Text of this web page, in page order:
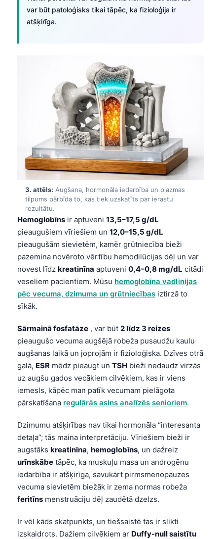
var būt patoloģisks tikai tāpēc, ka fizioloģija ir
atšķirīga.
3. attēls: Augšana, hormonāla iedarbība un plazmas
tilpums pārbīda to, kas tiek uzskatīts par ierastu
rezultātu.
Hemoglobīns ir aptuveni 13,5–17,5 g/dL
pieaugušiem vīriešiem un 12,0–15,5 g/dL
pieaugušām sievietēm, kamēr grūtniecība bieži
pazemina novēroto vērtību hemodilūcijas dēļ un var
novest līdz kreatinīna aptuveni 0,4–0,8 mg/dL citādi
veseliem pacientiem. Mūsu hemoglobīna vadlīnijas
pēc vecuma, dzimuma un grūtniecības iztirzā to
sīkāk.
Sārmainā fosfatāze , var būt 2 līdz 3 reizes
pieaugušo vecuma augšējā robeža pusaudžu kaulu
augšanas laikā un joprojām ir fizioloģiska. Dzīves otrā
galā, ESR mēdz pieaugt un TSH bieži nedaudz virzās
uz augšu gados vecākiem cilvēkiem, kas ir viens
iemesls, kāpēc man patīk vecumam pielāgota
pārskatīšana regulārās asins analīzēs senioriem.
Dzimumu atšķirības nav tikai hormonāla “interesanta
detaļa”; tās maina interpretāciju. Vīriešiem bieži ir
augstāks kreatinīna, hemoglobīns, un dažreiz
urīnskābe tāpēc, ka muskuļu masa un androgēnu
iedarbība ir atšķirīga, savukārt pirmsmenopauzes
vecuma sievietēm biežāk ir zema normas robeža
feritīns menstruāciju dēļ zaudētā dzelzs.
Ir vēl kāds skatpunkts, un tiešsaistē tas ir slikti
izskaidrots. Dažiem cilvēkiem ar Duffy-null saistītu